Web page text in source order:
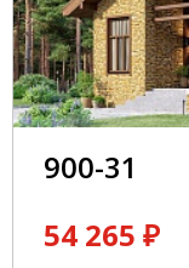
900-31
54 265 ₽